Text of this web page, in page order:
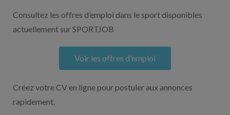
Consultez les offres d’emploi dans le sport disponibles
actuellement sur SPORTJOB
Voir les offres d'emploi
Créez votre CV en ligne pour postuler aux annonces
rapidement.